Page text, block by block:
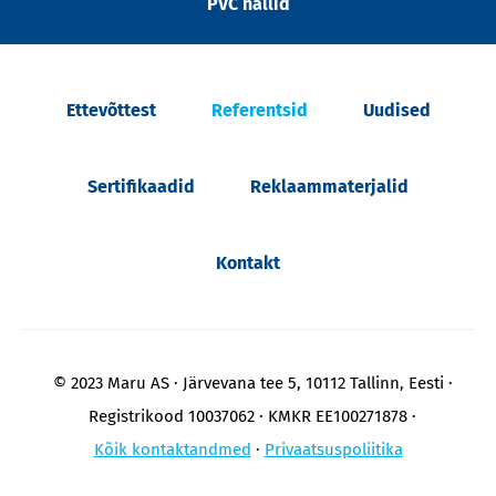
Ettevõttest Referentsid Uudised
Sertifikaadid Reklaammaterjalid
Kontakt
© 2023 Maru AS
Järvevana tee 5, 10112 Tallinn, Eesti
Registrikood 10037062
KMKR EE100271878
Kõik kontaktandmed
Privaatsuspoliitika